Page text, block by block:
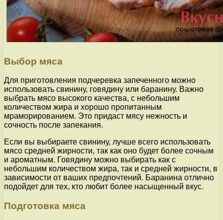
Выбор мяса
Для приготовления подчеревка запеченного можно
использовать свинину, говядину или баранину. Важно
выбрать мясо высокого качества, с небольшим
количеством жира и хорошо пропитанным
мраморированием. Это придаст мясу нежность и
сочность после запекания.
Если вы выбираете свинину, лучше всего использовать
мясо средней жирности, так как оно будет более сочным
и ароматным. Говядину можно выбирать как с
небольшим количеством жира, так и средней жирности, в
зависимости от ваших предпочтений. Баранина отлично
подойдет для тех, кто любит более насыщенный вкус.
Подготовка мяса